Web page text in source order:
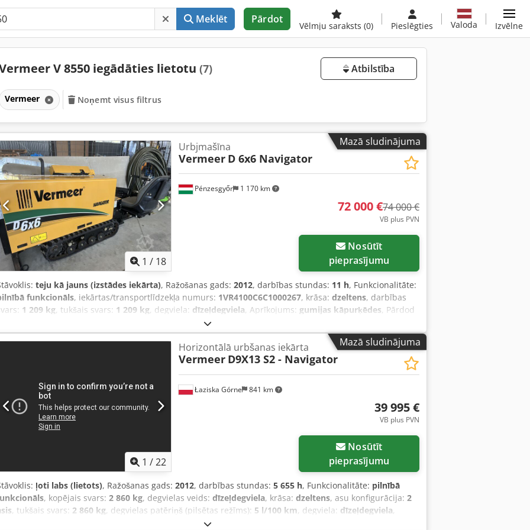
Meklēt Pārdot
Vēlmju saraksts (0) Pieslēgties Valoda Izvēlne
V 8550 iegādāties lietotu (7) Atbilstība
Vermeer Noņemt visus filtrus
Mazā sludinājuma
1 / 18
Pénzesgyőr 1 170 km
Urbjmašīna
Vermeer D 6x6 Navigator
72 000 €74 000 €
VB plus PVN
pieprasījumu
teju kā jauns (izstādes iekārta), Ražošanas gads: 2012, darbības stundas: 11 h, Funkcionalitāte:
funkcionāls, iekārtas/transportlīdzekļa numurs: 1VR4100C6C1000267, krāsa: dzeltens, darbības
1 209 kg, tukšais svars: 1 209 kg, degviela: dīzeļdegviela, Aprīkojums: gumijas kāpurķēdes, Pārdod
Vermeer D 6x6 Navigator kompaktu stūrítu urbumu iekārtu, kas iepriekš tika izmantota tikai
un apmācību nolūkiem, kopā ar visām piederošajām komplektējošajām daļām: 1 gb.
Vermeer D 6x6 Navigator urbšanas iekārta 1 gb. ST 250 (960 litri) urbuma šķidruma maisīšanas iekārta 1
gb. DCI SE UK3 urbšanas galvas lokācijas sistēma (instruments, zonde, monitors, 2 akumulatori) Dodpfx
cauruma paplašinātājs Iekārta nav renovēta, bet praktiski jauna! Uzreiz gatava darbam!
Mazā sludinājuma
1 /22
Łaziska Górne 841 km
Horizontālā urbšanas iekārta
Vermeer D9X13 S2 - Navigator
39 995 €
VB plus PVN
pieprasījumu
ļoti labs (lietots), Ražošanas gads: 2012, darbības stundas: 5 655 h, Funkcionalitāte: pilnībā
, kopējais svars: 2 860 kg, degvielas veids: dīzeļdegviela, krāsa: dzeltens, asu konfigurācija: 2
, tukšais svars: 2 860 kg, degvielas patēriņš (pilsētas režīms): 5 l/100 km, degviela: dīzeļdegviela,
, braukšanas stāvoklis: